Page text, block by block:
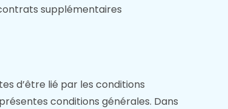
supplémentaires
d’être lié par les conditions
conditions générales. Dans